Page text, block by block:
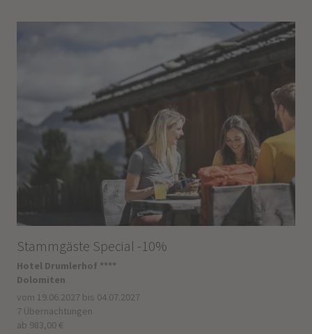
Stammgäste Special -10%
Hotel Drumlerhof ****
Dolomiten
vom 19.06.2027 bis 04.07.2027
7 Übernachtungen
ab 983,00 €